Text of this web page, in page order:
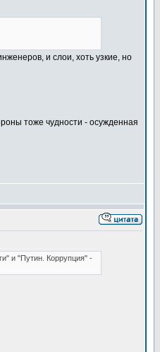
и слои, хоть узкие, но
тоже чудности - осужденная
и "Путин. Коррупция" -